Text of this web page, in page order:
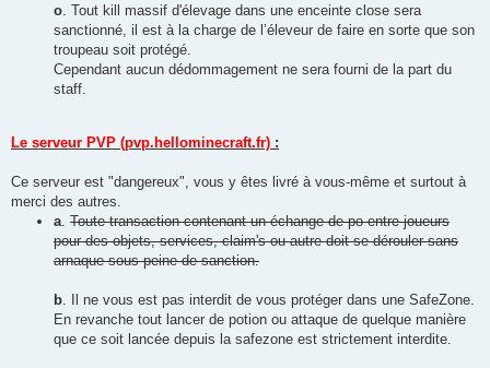
o . Tout kill massif d'élevage dans une enceinte close sera
sanctionné, il est à la charge de l’éleveur de faire en sorte que son
troupeau soit protégé.
Cependant aucun dédommagement ne sera fourni de la part du
staff.
Le serveur PVP (pvp.hellominecraft.fr) :
Ce serveur est "dangereux", vous y êtes livré à vous-même et surtout à
merci des autres.
a Toute transaction contenant un échange de po entre joueurs
pour des objets, services, claim's ou autre doit se dérouler sans
arnaque sous peine de sanction.
b . Il ne vous est pas interdit de vous protéger dans une SafeZone.
En revanche tout lancer de potion ou attaque de quelque manière
que ce soit lancée depuis la safezone est strictement interdite.